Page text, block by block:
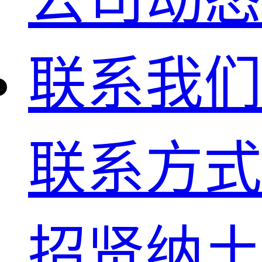
联系我们
联系方式